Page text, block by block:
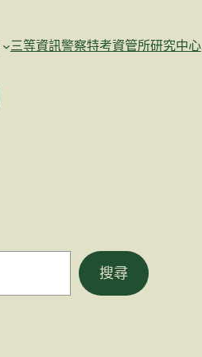
三等資訊警察特考資管所研究中心
搜尋